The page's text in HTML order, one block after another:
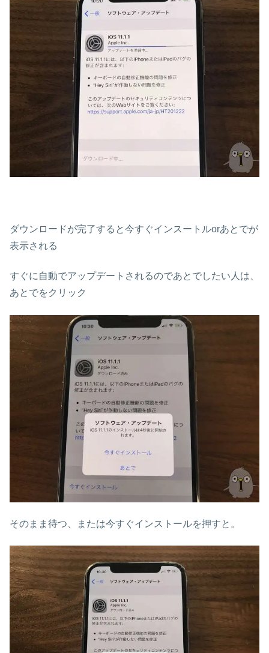
ダウンロードが完了すると今すぐインスートルorあとでが
表示される
すぐに自動でアップデートされるのであとでしたい人は、
あとでをクリック
そのまま待つ、または今すぐインストールを押すと。